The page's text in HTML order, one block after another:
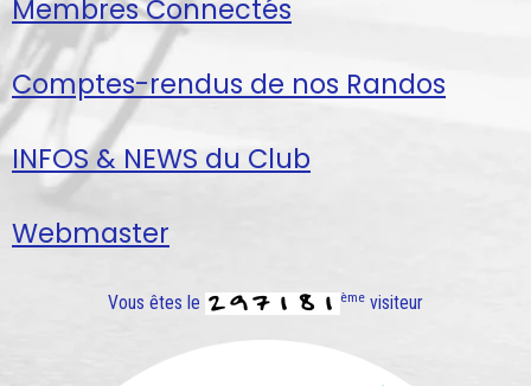
Membres Connectés
Comptes-rendus de nos Randos
INFOS & NEWS du Club
Webmaster
Vous êtes le ème visiteur